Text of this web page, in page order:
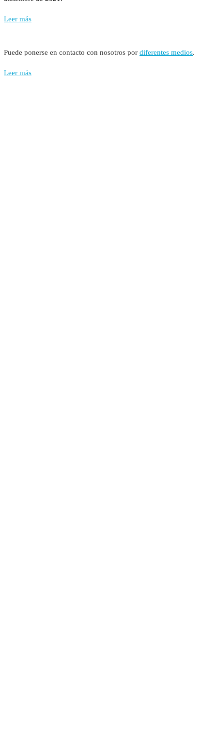
Leer más
Puede ponerse en contacto con nosotros por diferentes medios.
Leer más